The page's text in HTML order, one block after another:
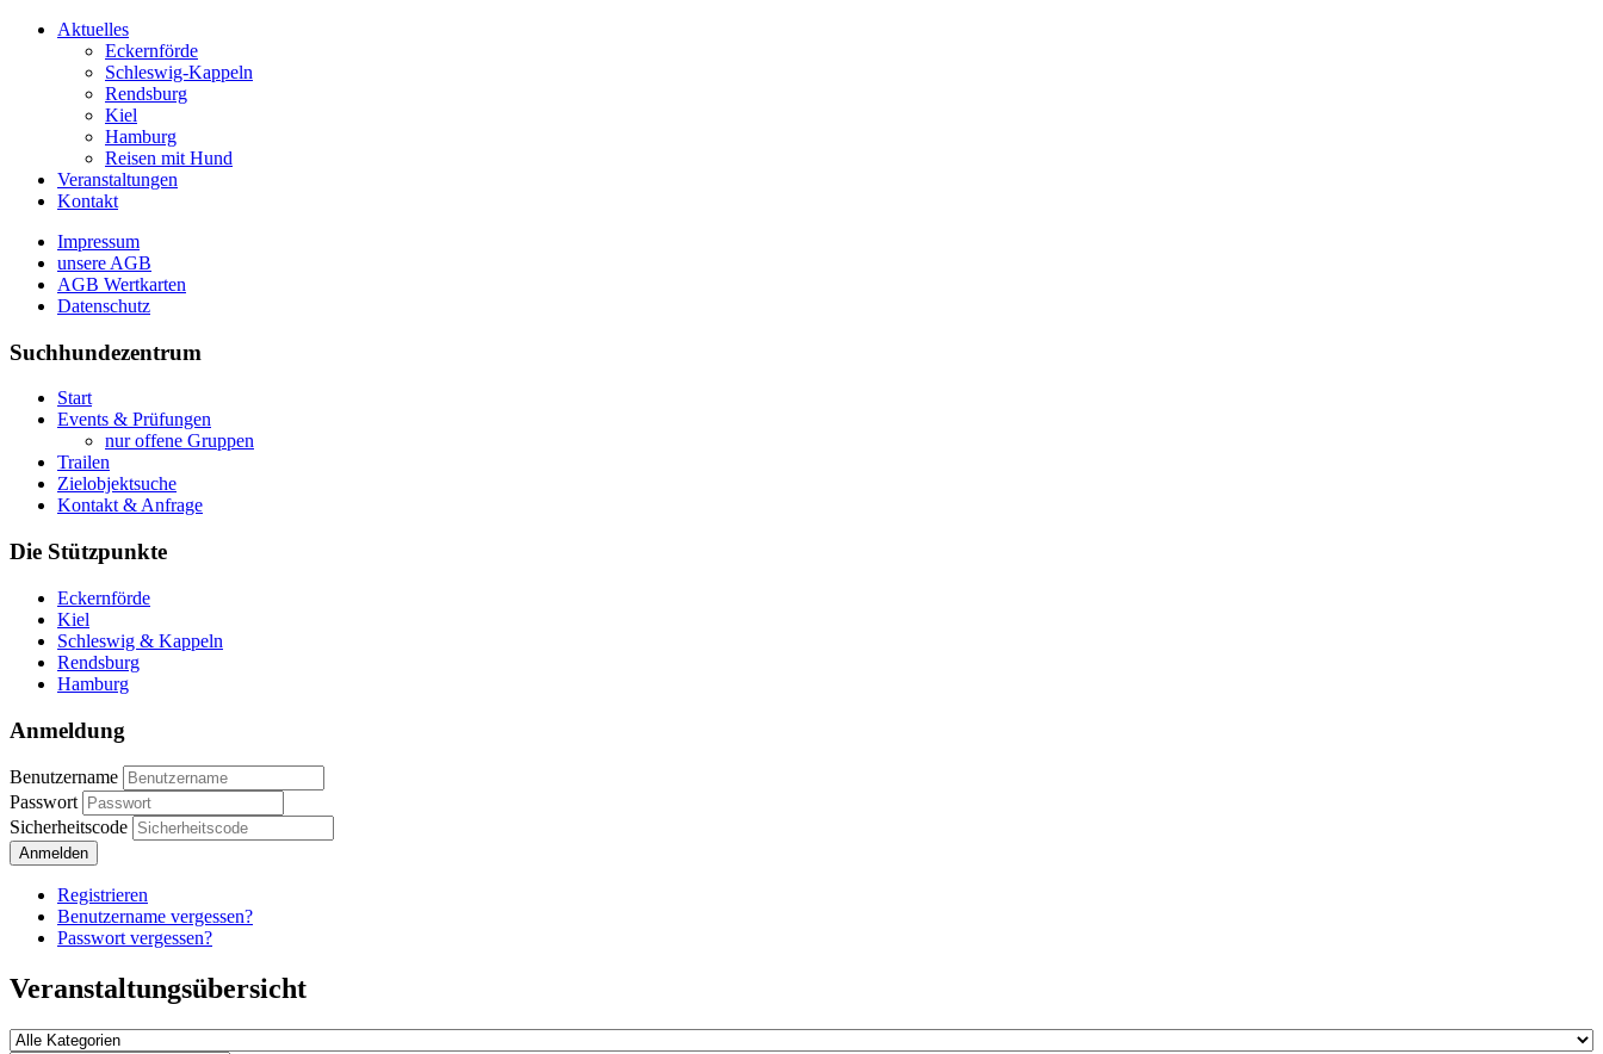
Aktuelles
Eckernförde
Schleswig-Kappeln
Rendsburg
Kiel
Hamburg
Reisen mit Hund
Veranstaltungen
Kontakt
Impressum
unsere AGB
AGB Wertkarten
Datenschutz
Suchhundezentrum
Start
Events & Prüfungen
nur offene Gruppen
Trailen
Zielobjektsuche
Kontakt & Anfrage
Die Stützpunkte
Eckernförde
Kiel
Schleswig & Kappeln
Rendsburg
Hamburg
Anmeldung
Benutzername
Passwort
Sicherheitscode
Anmelden
Registrieren
Benutzername vergessen?
Passwort vergessen?
Veranstaltungsübersicht